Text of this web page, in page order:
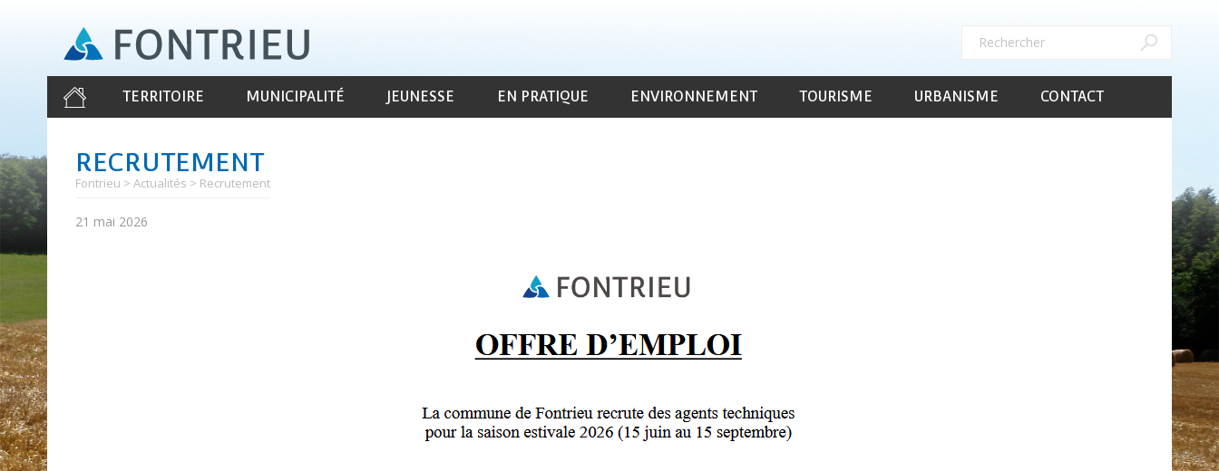
Rechercher Rechercher
TERRITOIRE MUNICIPALITÉ JEUNESSE EN PRATIQUE ENVIRONNEMENT TOURISME URBANISME CONTACT
RECRUTEMENT
Fontrieu Actualités Recrutement
21 mai 2026